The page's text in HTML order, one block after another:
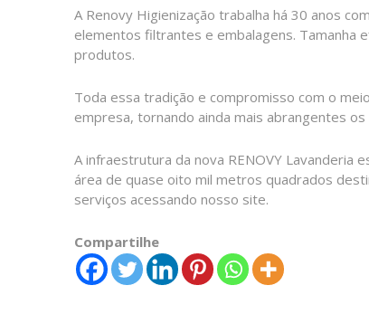
A Renovy Higienização trabalha há 30 anos
elementos filtrantes e embalagens. Tamanha
produtos.
Toda essa tradição e compromisso com o
empresa, tornando ainda mais abrangentes
A infraestrutura da nova RENOVY Lavanderia
área de quase oito mil metros quadrados
serviços acessando nosso site.
Compartilhe